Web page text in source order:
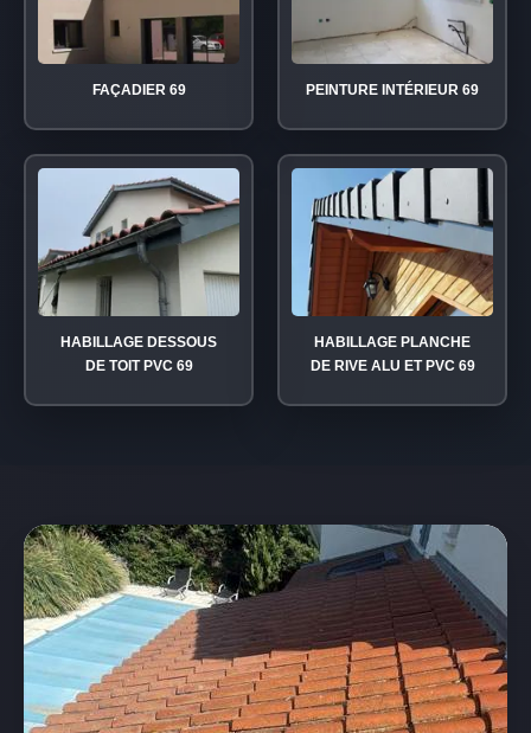
FAÇADIER 69 PEINTURE INTÉRIEUR 69
HABILLAGE DESSOUS
DE TOIT PVC 69
HABILLAGE PLANCHE
DE RIVE ALU ET PVC 69